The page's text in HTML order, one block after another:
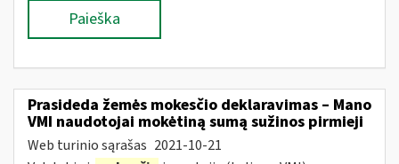
Paieška
Prasideda žemės mokesčio deklaravimas – Mano
VMI naudotojai mokėtiną sumą sužinos pirmieji
Web turinio sąrašas 2021-10-21